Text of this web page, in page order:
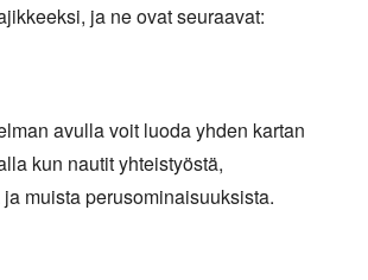
ja ne ovat seuraavat:
avulla voit luoda yhden kartan
kun nautit yhteistyöstä,
muista perusominaisuuksista.